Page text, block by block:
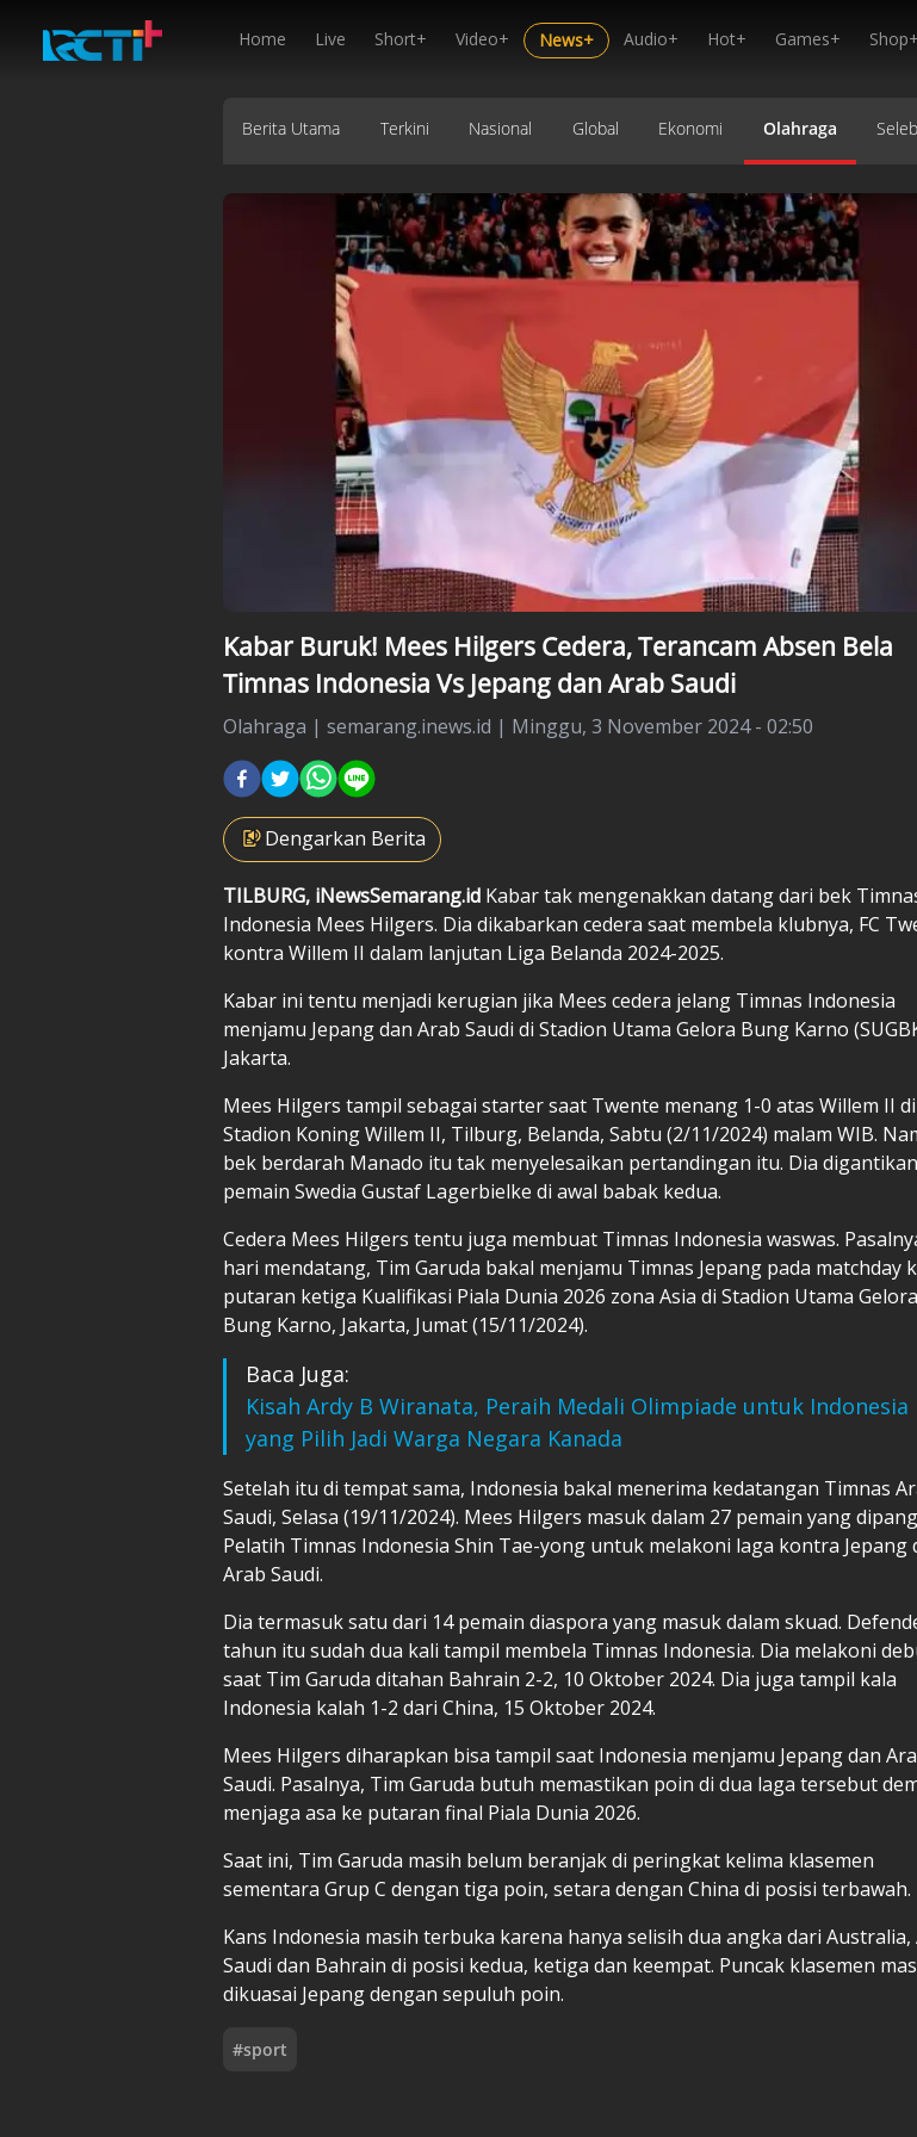
Home Live Short+ Video+ News+ Audio+ Hot+ Games+ Shop+
Berita Utama Terkini Nasional Global Ekonomi Olahraga Seleb
Kabar Buruk! Mees Hilgers Cedera, Terancam Absen Bela
Timnas Indonesia Vs Jepang dan Arab Saudi
Olahraga | semarang.inews.id | Minggu, 3 November 2024 - 02:50
Dengarkan Berita
TILBURG, iNewsSemarang.id Kabar tak mengenakkan datang dari bek
Indonesia Mees Hilgers. Dia dikabarkan cedera saat membela klubnya, FC
kontra Willem II dalam lanjutan Liga Belanda 2024-2025.
Kabar ini tentu menjadi kerugian jika Mees cedera jelang Timnas Indonesia
menjamu Jepang dan Arab Saudi di Stadion Utama Gelora Bung Karno
Jakarta.
Mees Hilgers tampil sebagai starter saat Twente menang 1-0 atas Willem II di
Stadion Koning Willem II, Tilburg, Belanda, Sabtu (2/11/2024) malam WIB.
bek berdarah Manado itu tak menyelesaikan pertandingan itu. Dia digantikan
pemain Swedia Gustaf Lagerbielke di awal babak kedua.
Cedera Mees Hilgers tentu juga membuat Timnas Indonesia waswas.
hari mendatang, Tim Garuda bakal menjamu Timnas Jepang pada matchday
putaran ketiga Kualifikasi Piala Dunia 2026 zona Asia di Stadion Utama Gelora
Bung Karno, Jakarta, Jumat (15/11/2024).
Baca Juga:
Kisah Ardy B Wiranata, Peraih Medali Olimpiade untuk Indonesia
yang Pilih Jadi Warga Negara Kanada
Setelah itu di tempat sama, Indonesia bakal menerima kedatangan Timnas
Saudi, Selasa (19/11/2024). Mees Hilgers masuk dalam 27 pemain yang
Pelatih Timnas Indonesia Shin Tae-yong untuk melakoni laga kontra Jepang
Arab Saudi.
Dia termasuk satu dari 14 pemain diaspora yang masuk dalam skuad.
tahun itu sudah dua kali tampil membela Timnas Indonesia. Dia melakoni
saat Tim Garuda ditahan Bahrain 2-2, 10 Oktober 2024. Dia juga tampil kala
Indonesia kalah 1-2 dari China, 15 Oktober 2024.
Mees Hilgers diharapkan bisa tampil saat Indonesia menjamu Jepang dan
Saudi. Pasalnya, Tim Garuda butuh memastikan poin di dua laga tersebut
menjaga asa ke putaran final Piala Dunia 2026.
Saat ini, Tim Garuda masih belum beranjak di peringkat kelima klasemen
sementara Grup C dengan tiga poin, setara dengan China di posisi terbawah.
Kans Indonesia masih terbuka karena hanya selisih dua angka dari Australia,
Saudi dan Bahrain di posisi kedua, ketiga dan keempat. Puncak klasemen
dikuasai Jepang dengan sepuluh poin.
#sport